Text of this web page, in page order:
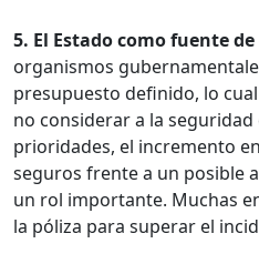
5. El Estado como fuente
organismos
presupuesto definido, lo
no considerar a la seguridad
prioridades, el incremento
seguros frente a un posible
un rol importante. Muchas
la póliza para superar el